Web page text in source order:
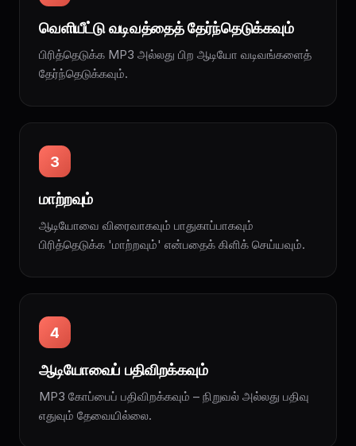
வெளியீட்டு வடிவத்தைத் தேர்ந்தெடுக்கவும்
பிரித்தெடுக்க MP3 அல்லது பிற ஆடியோ வடிவங்களைத்
தேர்ந்தெடுக்கவும்.
3
மாற்றவும்
ஆடியோவை விரைவாகவும் பாதுகாப்பாகவும்
பிரித்தெடுக்க 'மாற்றவும்' என்பதைக் கிளிக் செய்யவும்.
4
ஆடியோவைப் பதிவிறக்கவும்
MP3 கோப்பைப் பதிவிறக்கவும் – நிறுவல் அல்லது பதிவு
எதுவும் தேவையில்லை.